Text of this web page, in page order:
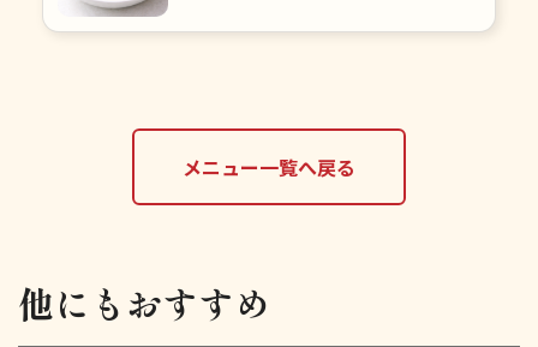
メニュー一覧へ戻る
他にもおすすめ